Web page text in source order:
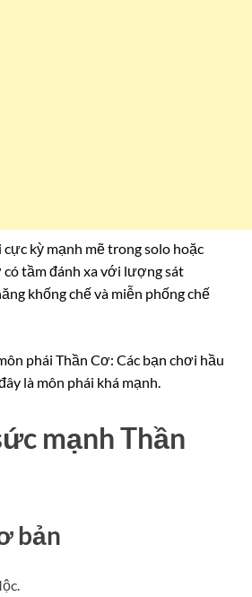
kỳ mạnh mẽ trong solo hoặc
có tầm đánh xa với lượng sát
khống chế và miễn phống chế
phái Thần Cơ: Các bạn chơi hầu
là môn phái khá mạnh.
mạnh Thần
bản